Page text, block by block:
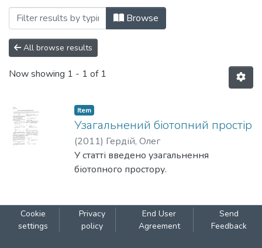
Browsing 113: Фізико-математичні
Browse
All browse results
Now showing 1 - 1 of 1
Item
Узагальнений біотопний простір
(2011) Гердій, Олег
У статті введено узагальнення
біотопного простору.
Cookie
settings
Privacy
policy
End User
Agreement
Send
Feedback